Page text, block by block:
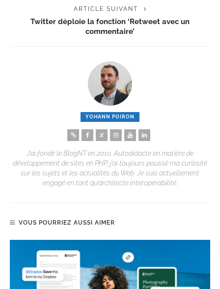
ARTICLE SUIVANT
Twitter déploie la fonction ‘Retweet avec un
commentaire’
YOHANN POIRON
J’ai fondé le BlogNT en 2010. Autodidacte en matière de
développement de sites en PHP, j’ai toujours poussé ma curiosité
sur les sujets et les actualités du Web. Je suis actuellement
engagé en tant qu’architecte interopérabilité.
VOUS POURRIEZ AUSSI AIMER